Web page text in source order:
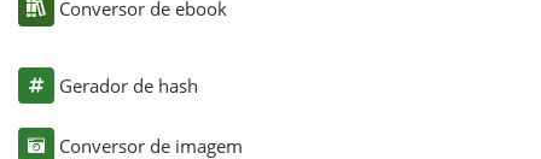
Conversor de ebook
Gerador de hash
Conversor de imagem